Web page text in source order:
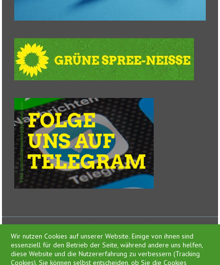
Wir nutzen Cookies auf unserer Website. Einige von ihnen sind
essenziell für den Betrieb der Seite, während andere uns helfen,
diese Website und die Nutzererfahrung zu verbessern (Tracking
Cookies). Sie können selbst entscheiden, ob Sie die Cookies